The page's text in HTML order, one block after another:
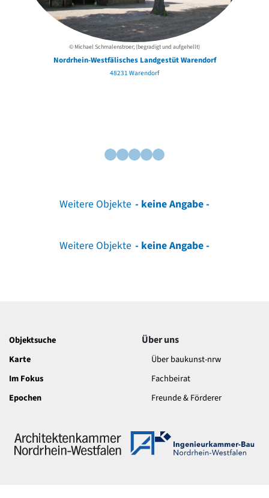
© Michael Schmalenstroer; (begradigt und aufgehellt)
Nordrhein-Westfälisches Landgestüt Warendorf
48231 Warendorf
Weitere Objekte - keine Angabe -
Weitere Objekte - keine Angabe -
Objektsuche
Karte
Im Fokus
Epochen
Über uns
Über baukunst-nrw
Fachbeirat
Freunde & Förderer